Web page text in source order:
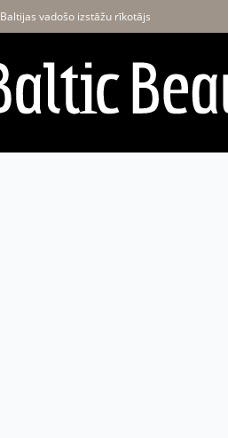
Baltijas vadošo izstāžu rīkotājs